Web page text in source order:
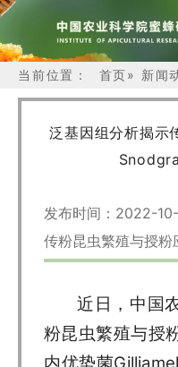
当前位置： 首页» 新闻
泛基因组分析揭示
发布时间：2022-
传粉昆虫繁殖与授
近日，中国
粉昆虫繁殖与授